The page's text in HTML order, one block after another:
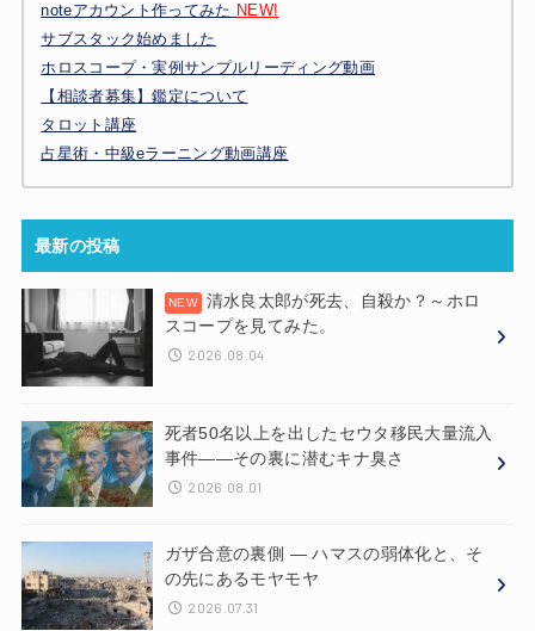
noteアカウント作ってみた NEW!
サブスタック始めました
ホロスコープ・実例サンプルリーディング動画
【相談者募集】鑑定について
タロット講座
占星術・中級eラーニング動画講座
最新の投稿
清水良太郎が死去、自殺か？～ホロ
スコープを見てみた。
2026.08.04
死者50名以上を出したセウタ移民大量流入
事件——その裏に潜むキナ臭さ
2026.08.01
ガザ合意の裏側 ― ハマスの弱体化と、そ
の先にあるモヤモヤ
2026.07.31